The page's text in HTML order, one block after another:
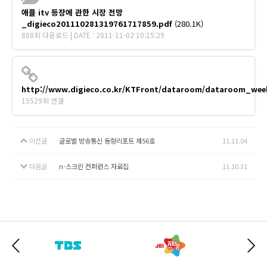
애플 itv 등장에 관한 시장 전망
_digieco201110281319761717859.pdf (280.1K)
888회 다운로드 | DATE : 2011-11-02 10:15:29
http://www.digieco.co.kr/KTFront/dataroom/
15529회 연결
이전글 글로벌 방송통신 동향리포트 제56호 11.11.04
다음글 n-스크린 컨퍼런스 자료집 11.10.31